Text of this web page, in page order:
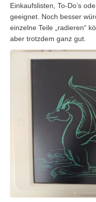
Einkaufslisten, To-Do’s
geeignet. Noch besser
einzelne Teile „radieren“
aber trotzdem ganz gut.